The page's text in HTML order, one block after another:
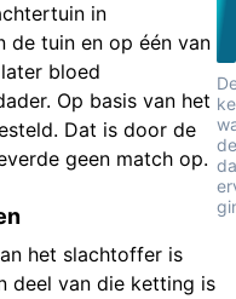
in
de tuin en op één van
bloed
Op basis van het
Dat is door de
geen match op.
het slachtoffer is
deel van die ketting is
de